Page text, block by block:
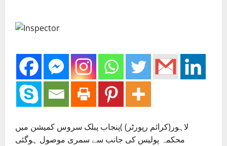
لاہور(کرائم رپورٹر) )پنجاب پبلک سروس کمیشن میں
محکمہ پولیس کی جانب سے سمری موصول ہوگئی